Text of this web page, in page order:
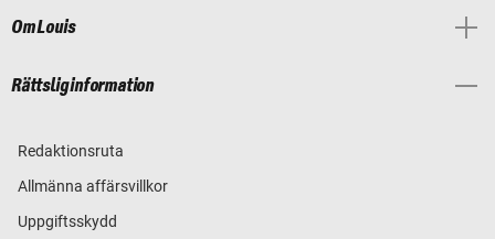
Om Louis
Rättslig information
Redaktionsruta
Allmänna affärsvillkor
Uppgiftsskydd